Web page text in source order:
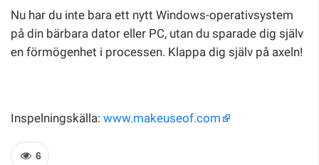
Nu har du inte bara ett nytt Windows-operativsystem
på din bärbara dator eller PC, utan du sparade dig själv
en förmögenhet i processen. Klappa dig själv på axeln!
Inspelningskälla: www.makeuseof.com
6